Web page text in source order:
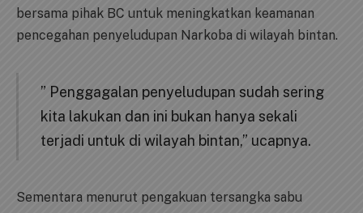
bersama pihak BC untuk meningkatkan keamanan
pencegahan penyeludupan Narkoba di wilayah bintan.
” Penggagalan penyeludupan sudah sering
kita lakukan dan ini bukan hanya sekali
terjadi untuk di wilayah bintan,” ucapnya.
Sementara menurut pengakuan tersangka sabu